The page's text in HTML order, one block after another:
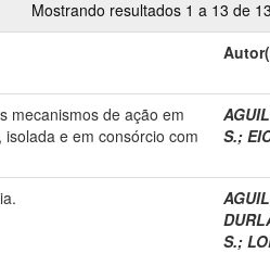
Mostrando resultados 1 a 13 de 13
mecanismos de ação em
e em consórcio com
S.;
S.;